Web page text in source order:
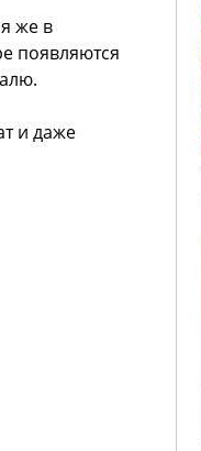
же в
появляются
и даже